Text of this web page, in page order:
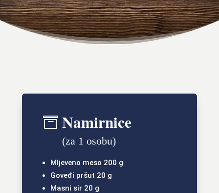
 Namirnice
(za 1 osobu)
Mljeveno meso 200 g
Goveđi pršut 20 g
Masni sir 20 g